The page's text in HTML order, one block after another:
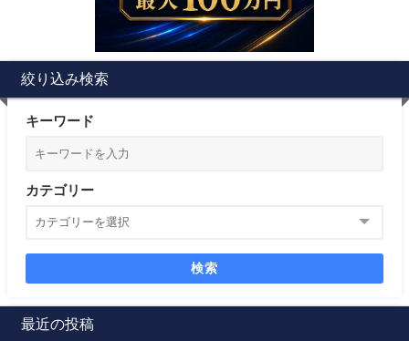
絞り込み検索
キーワード
カテゴリー
検索
最近の投稿